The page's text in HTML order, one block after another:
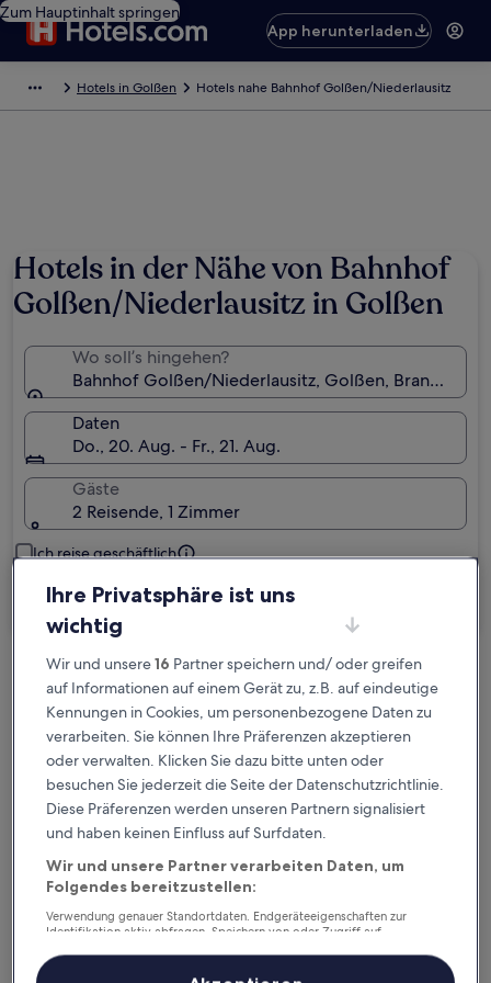
Zum Hauptinhalt springen
App herunterladen
Hotels in Golßen Hotels nahe Bahnhof Golßen/Niederlausitz
Hotels in der Nähe von Bahnhof
Golßen/Niederlausitz in Golßen
Wo soll’s hingehen?
Bahnhof Golßen/Niederlausitz, Golßen,
Daten
Do., 20. Aug. - Fr., 21. Aug.
Gäste
2 Reisende, 1 Zimmer
Ich reise geschäftlich
Suchen
Kostenlose Stornierung bei
Planänderungen
Verdiene Prämien für jede
wahrgenommene Übernachtung
Mehr sparen mit Preisen für Mitglieder
Ihre Privatsphäre ist uns
wichtig
Wir und unsere16 Partner speichern und/ oder greifen
auf Informationen auf einem Gerät zu, z.B. auf eindeutige
Kennungen in Cookies, um personenbezogene Daten zu
verarbeiten. Sie können Ihre Präferenzen akzeptieren
oder verwalten. Klicken Sie dazu bitte unten oder
besuchen Sie jederzeit die Seite der Datenschutzrichtlinie.
Diese Präferenzen werden unseren Partnern signalisiert
und haben keinen Einfluss auf Surfdaten.
Wir und unsere Partner verarbeiten Daten, um
Folgendes bereitzustellen:
Verwendung genauer Standortdaten. Endgeräteeigenschaften zur
Identifikation aktiv abfragen. Speichern von oder Zugriff auf
Inhalte, Messung von Werbeleistung und der Performance von Inhalten,
Zielgruppenforschung sowie Entwicklung und Verbesserung von